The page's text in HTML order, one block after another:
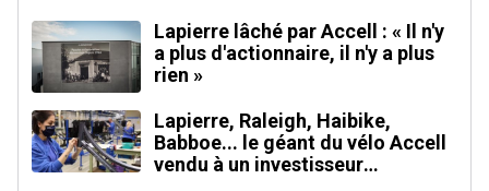
Lapierre lâché par Accell : « Il n'y
a plus d'actionnaire, il n'y a plus
rien »
Lapierre, Raleigh, Haibike,
Babboe... le géant du vélo Accell
vendu à un investisseur